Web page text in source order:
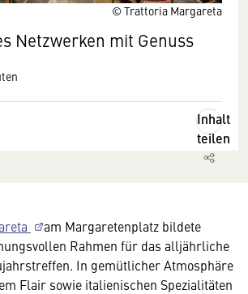
© Trattoria Margareta
Netzwerken mit Genuss
Inhalt
teilen
am Margaretenplatz bildete
Rahmen für das alljährliche
In gemütlicher Atmosphäre
Flair sowie italienischen Spezialitäten